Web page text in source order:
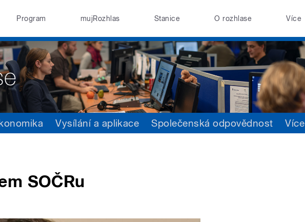
Program mujRozhlas Stanice O rozhlase Více
Vysílání a aplikace Společenská odpovědnost Více
SOČRu